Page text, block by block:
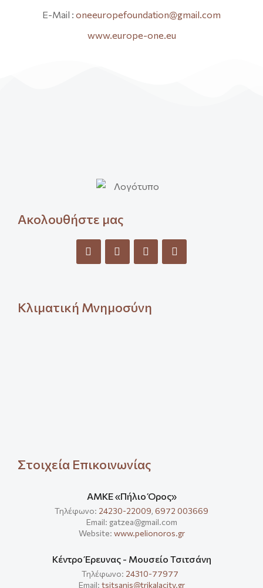
E-Mail : oneeuropefoundation@gmail.com
www.europe-one.eu
Ακολουθήστε μας
Κλιματική Μνημοσύνη
Στοιχεία Επικοινωνίας
ΑΜΚΕ «Πήλιο Όρος»
Τηλέφωνο: 24230-22009, 6972 003669
Email: gatzea@gmail.com
Website: www.pelionoros.gr
Κέντρο Έρευνας - Μουσείο Τσιτσάνη
Τηλέφωνο: 24310-77977
Email: tsitsanis@trikalacity.gr